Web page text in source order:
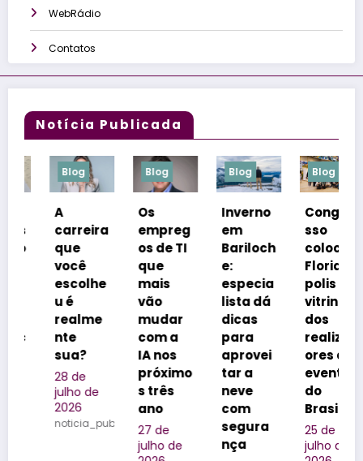
WebRádio
Contatos
Notícia Publicada
carreira
que
você
escolhe
realme
sua?
28 de
julho de
2026
noticia_publicada
empreg
os de TI
mais
mudar
com a
IA nos
próximo
s três
27 de
julho de
Blog
Inverno
Bariloch
especia
lista dá
dicas
para
aprovei
tar a
neve
com
segura
Blog
Congre
coloca
Florianó
polis na
vitrine
realizad
ores de
eventos
Brasil
25 de
julho de